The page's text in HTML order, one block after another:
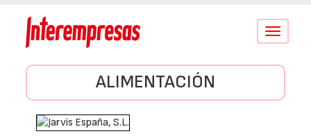
Conmutar
ALIMENTACIÓN